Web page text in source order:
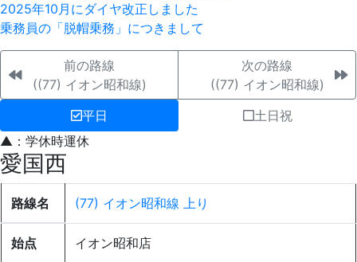
2025年10月にダイヤ改正しました
乗務員の「脱帽乗務」につきまして
前の路線
((77) イオン昭和線)
次の路線
((77) イオン昭和線)
平日
土日祝
▲：学休時運休
愛国西
路線名 (77) イオン昭和線 上り
始点 イオン昭和店